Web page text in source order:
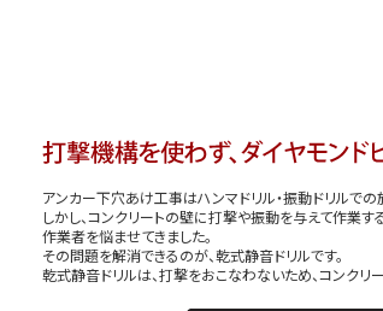
アンカー下穴あけ工事はハンマドリル・振動ドリルでの
しかし、コンクリートの壁に打撃や振動を与えて作業
作業者を悩ませてきました。
その問題を解消できるのが、乾式静音ドリルです。
乾式静音ドリルは、打撃をおこなわないため、コンク